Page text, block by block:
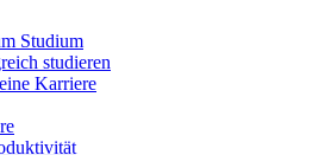
Studium
studieren
Karriere